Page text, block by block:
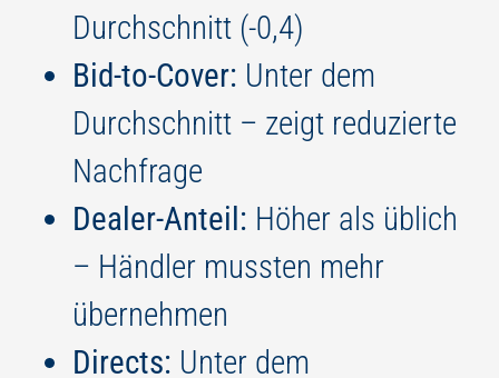
Durchschnitt (-0,4)
Bid-to-Cover: Unter dem
Durchschnitt – zeigt reduzierte
Nachfrage
Dealer-Anteil: Höher als üblich
– Händler mussten mehr
übernehmen
Directs: Unter dem